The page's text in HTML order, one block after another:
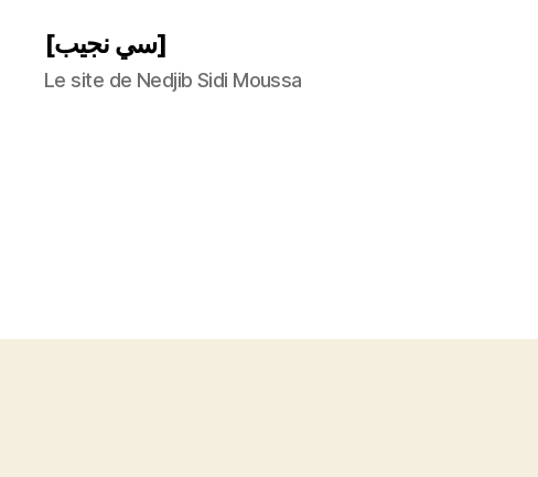
[سي نجيب]
Le site de Nedjib Sidi Moussa